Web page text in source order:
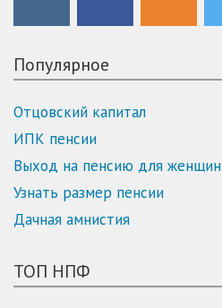
Популярное
Отцовский капитал
ИПК пенсии
Выход на пенсию для женщин
Узнать размер пенсии
Дачная амнистия
ТОП НПФ